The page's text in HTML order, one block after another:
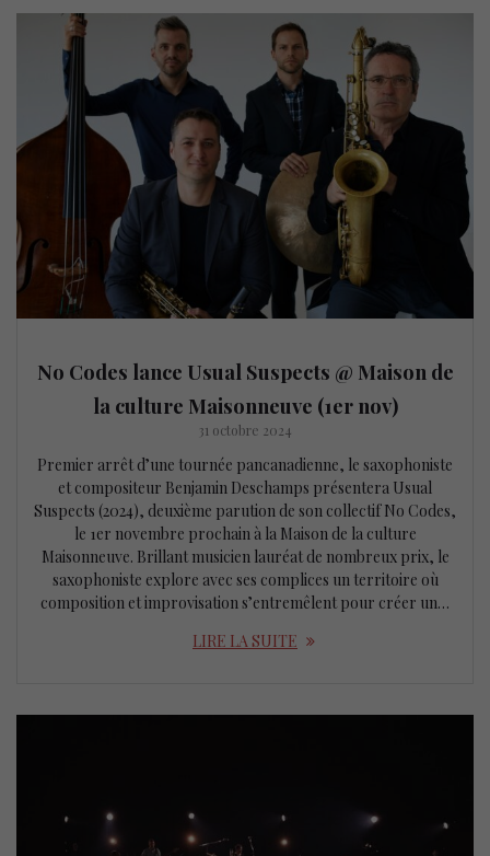
No Codes lance Usual Suspects @ Maison de
la culture Maisonneuve (1er nov)
31 octobre 2024
Premier arrêt d’une tournée pancanadienne, le saxophoniste
et compositeur Benjamin Deschamps présentera Usual
Suspects (2024), deuxième parution de son collectif No Codes,
le 1er novembre prochain à la Maison de la culture
Maisonneuve. Brillant musicien lauréat de nombreux prix, le
saxophoniste explore avec ses complices un territoire où
composition et improvisation s’entremêlent pour créer un…
LIRE LA SUITE